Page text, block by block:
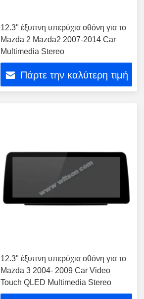
12.3" έξυπνη υπερύχια οθόνη για το
Mazda 2 Mazda2 2007-2014 Car
Multimedia Stereo
Πάρτε την καλύτερη τιμή
12.3" έξυπνη υπερύχια οθόνη για το
Mazda 3 2004- 2009 Car Video
Touch QLED Multimedia Stereo